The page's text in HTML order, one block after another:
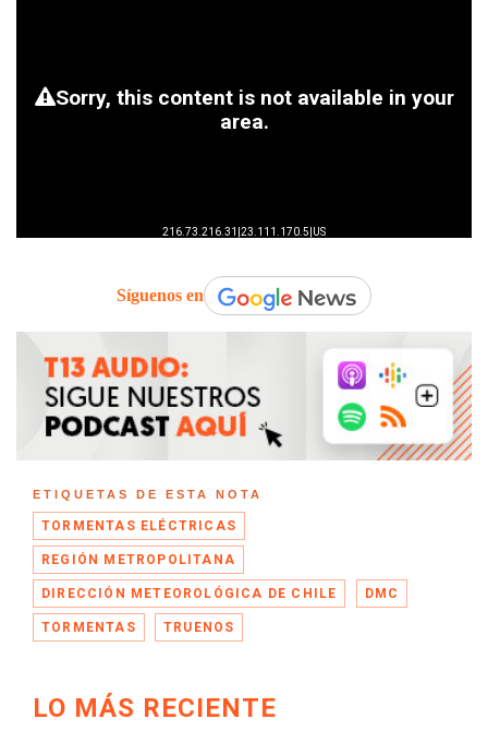
Síguenos en
ETIQUETAS DE ESTA NOTA
TORMENTAS ELÉCTRICAS
REGIÓN METROPOLITANA
DIRECCIÓN METEOROLÓGICA DE CHILE DMC
TORMENTAS TRUENOS
LO MÁS RECIENTE